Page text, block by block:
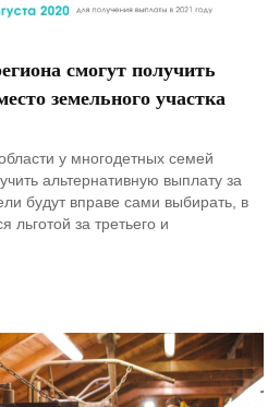
смогут получить
земельного участка
у многодетных семей
альтернативную выплату за
будут вправе сами выбирать, в
льготой за третьего и